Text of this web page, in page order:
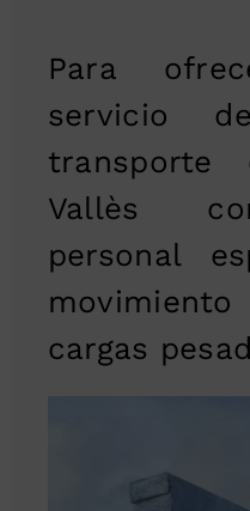
Para
servicio
Vallès
personal
cargas